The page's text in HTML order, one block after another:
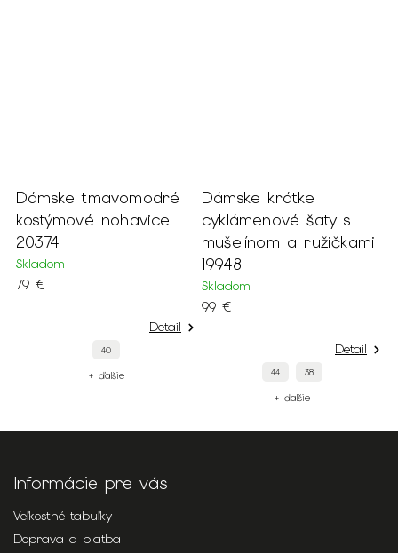
tmavomodré
nohavice
Dámske krátke
cyklámenové šaty s
mušelínom a ružičkami
trblietavé
farby
50
Informácie pre vás
Veľkostné tabuľky
Doprava a platba